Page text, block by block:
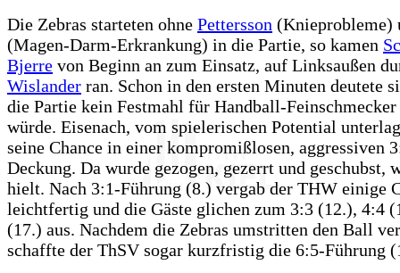
Die Zebras starteten ohne Pettersson (Knieprobleme)
(Magen-Darm-Erkrankung) in die Partie, so kamen
Bjerre von Beginn an zum Einsatz, auf Linksaußen
Wislander ran. Schon in den ersten Minuten deutete
die Partie kein Festmahl für Handball-Feinschmecker
würde. Eisenach, vom spielerischen Potential
seine Chance in einer kompromißlosen, aggressiven
Deckung. Da wurde gezogen, gezerrt und geschubst,
hielt. Nach 3:1-Führung (8.) vergab der THW einige
leichtfertig und die Gäste glichen zum 3:3 (12.), 4:4
(17.) aus. Nachdem die Zebras umstritten den Ball
schaffte der ThSV sogar kurzfristig die 6:5-Führung